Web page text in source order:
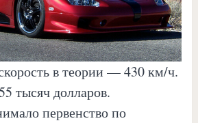
в теории — 430 км/ч.
тысяч долларов.
первенство по